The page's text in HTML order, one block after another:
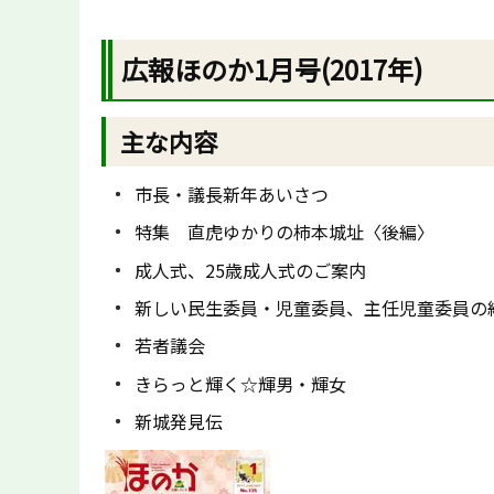
広報ほのか1月号(2017年)
主な内容
市長・議長新年あいさつ
特集 直虎ゆかりの柿本城址〈後編〉
成人式、25歳成人式のご案内
新しい民生委員・児童委員、主任児童委員の
若者議会
きらっと輝く☆輝男・輝女
新城発見伝